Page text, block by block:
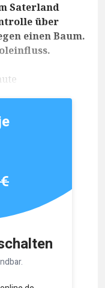
Saterland
über
einen Baum.